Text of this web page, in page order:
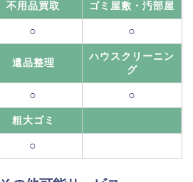
不用品買取 ゴミ屋敷・汚部屋
○ ○
遺品整理
ハウスクリーニン
グ
○ ○
粗大ゴミ
○